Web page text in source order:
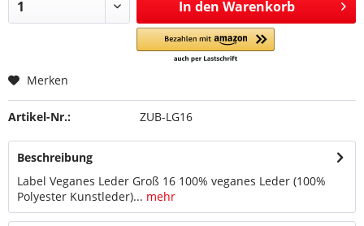
In den Warenkorb
Merken
Artikel-Nr.: ZUB-LG16
Beschreibung
Label Veganes Leder Groß 16 100% veganes Leder (100%
Polyester Kunstleder)... mehr